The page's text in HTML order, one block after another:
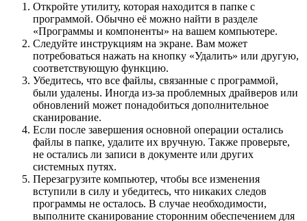
Откройте утилиту, которая находится в папке с
программой. Обычно её можно найти в разделе
«Программы и компоненты» на вашем компьютере.
Следуйте инструкциям на экране. Вам может
потребоваться нажать на кнопку «Удалить» или другую,
соответствующую функцию.
Убедитесь, что все файлы, связанные с программой,
были удалены. Иногда из-за проблемных драйверов или
обновлений может понадобиться дополнительное
сканирование.
Если после завершения основной операции остались
файлы в папке, удалите их вручную. Также проверьте,
не остались ли записи в документе или других
системных путях.
Перезагрузите компьютер, чтобы все изменения
вступили в силу и убедитесь, что никаких следов
программы не осталось. В случае необходимости,
выполните сканирование сторонним обеспечением для